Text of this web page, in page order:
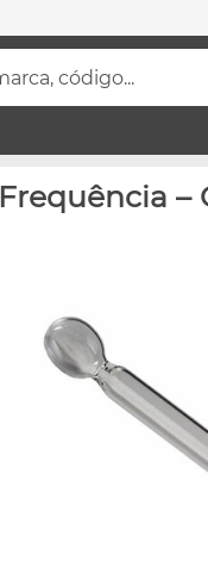
código...
–